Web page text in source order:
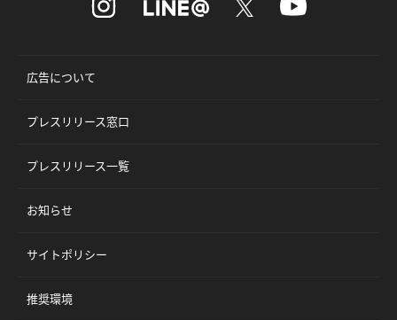
広告について
プレスリリース窓口
プレスリリース一覧
お知らせ
サイトポリシー
推奨環境